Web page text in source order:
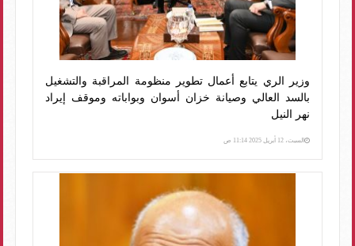
وزير الري يتابع أعمال تطوير منظومة المراقبة والتشغيل
بالسد العالي وصيانة خزان أسوان وبواباته وموقف إيراد
نهر النيل
السبت، 12 أبريل 2025 11:14 ص